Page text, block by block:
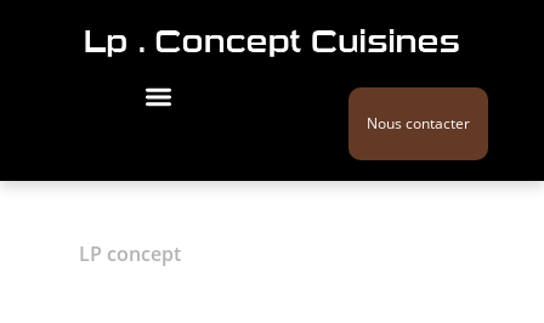
Nous contacter
LP concept